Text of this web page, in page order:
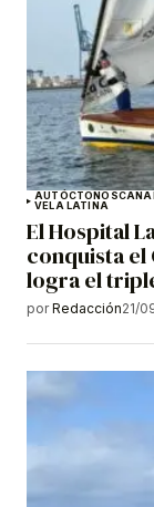
AUTÓCTONOS
VELA LATINA
El Hospital
conquista el
logra el
por Redacción21/